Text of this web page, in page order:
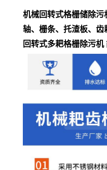
机械回转式格栅储除污
轴、栅条、托渣板、
回转式多耙格栅除污机